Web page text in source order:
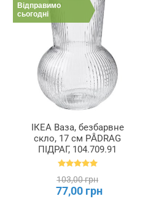
Відправимо
сьогодні
ІКЕА Ваза, безбарвне
скло, 17 см PÅDRAG
ПІДРАГ, 104.709.91
103,00 грн
77,00 грн